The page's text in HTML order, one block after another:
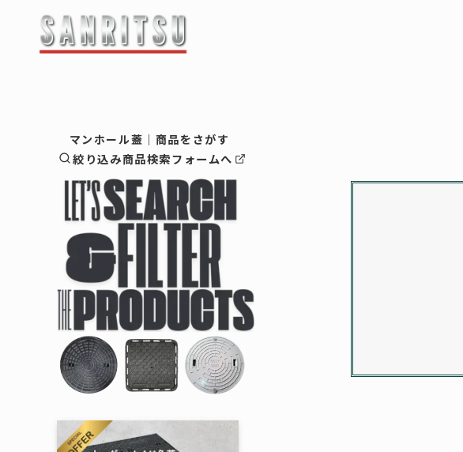
最新情報・お知らせ
マンホール蓋
鋳物製品
マンホール蓋｜商品をさがす
絞り込み商品検索フォームへ